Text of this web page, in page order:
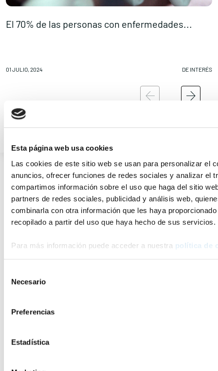
Esta página web usa cookies
Las cookies de este sitio web se usan para personalizar el
anuncios, ofrecer funciones de redes sociales y analizar el
compartimos información sobre el uso que haga del sitio
partners de redes sociales, publicidad y análisis web,
combinarla con otra información que les haya
recopilado a partir del uso que haya hecho de sus servicios.
Para más información puede acceder a nuestra política de
Necesario
Preferencias
Estadística
El 70% de las personas con enfermedades...
01 JULIO, 2024 DE INTERÉS